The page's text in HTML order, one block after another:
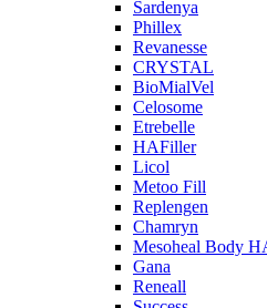
Sardenya
Phillex
Revanesse
CRYSTAL
BioMialVel
Celosome
Etrebelle
HAFiller
Licol
Metoo Fill
Replengen
Chamryn
Mesoheal Body
Gana
Reneall